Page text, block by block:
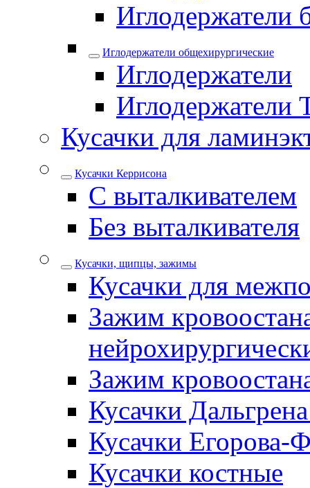
Иглодержатели
Иглодержатели общехирургические
Иглодержатели
Иглодержатели
Кусачки для
Кусачки Керрисона
С выталкивателем
Без выталкивателя
Кусачки, щипцы, зажимы
Кусачки для
Зажим
Зажим
Кусачки
Кусачки Егорова-
Кусачки костные